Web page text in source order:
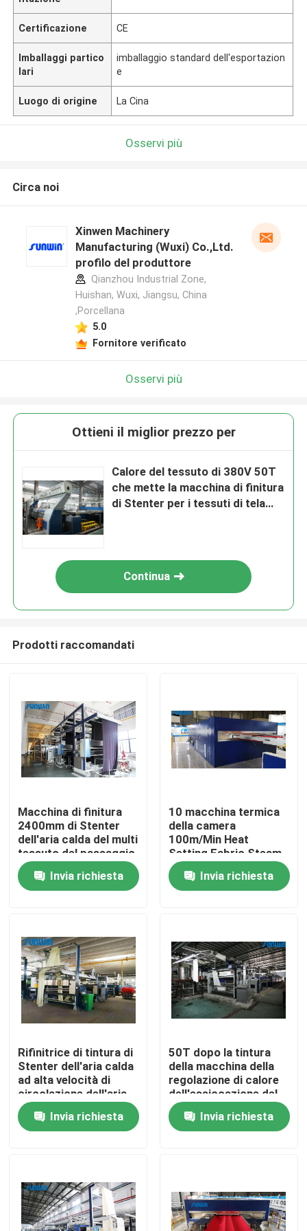
Casa
Chi siamo
Prodotti
macchina dello stenter del tessuto
Macchina di Stenter dell'aria calda
Macchina di Stenter del tessuto
Macchina della regolazione di calore del tessuto
Rifinitrice del tessuto
Certificazione CE
Imballaggi partico
lari
imballaggio standard dell'esportazion
e
Luogo di origine La Cina
Osservi più
Circa noi
Xinwen Machinery
Manufacturing (Wuxi) Co.,Ltd.
profilo del produttore
Qianzhou Industrial Zone,
Huishan, Wuxi, Jiangsu, China
,Porcellana
5.0
Fornitore verificato
Osservi più
Ottieni il miglior prezzo per
Calore del tessuto di 380V 50T
che mette la macchina di finitura
di Stenter per i tessuti di tela
Continua
Prodotti raccomandati
Macchina di finitura
2400mm di Stenter
dell'aria calda del multi
tessuto del passaggio
per i tessuti del
lenzuoloInvia richiesta
10 macchina termica
della camera
100m/Min Heat
Setting Fabric Steam
per il tessuto del
vellutoInvia richiesta
Rifinitrice di tintura di
Stenter dell'aria calda
ad alta velocità di
circolazione dell'aria
calda per le lenzuola
Invia richiesta
50T dopo la tintura
della macchina della
regolazione di calore
dell'essiccazione del
tessuto per il tessuto
di cotoneInvia richiesta